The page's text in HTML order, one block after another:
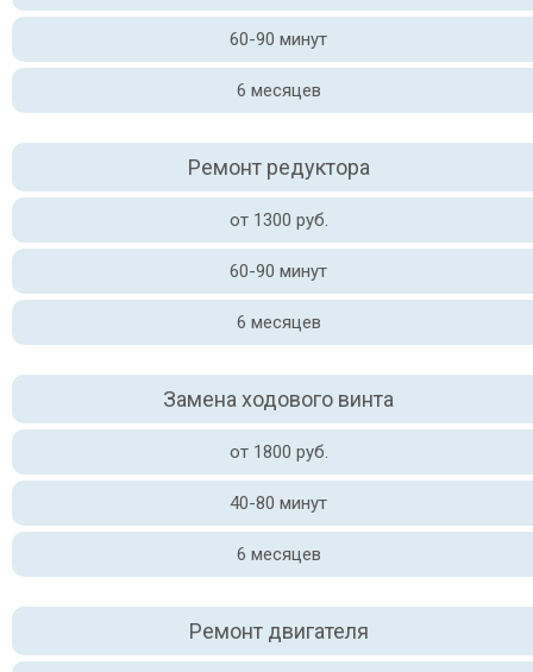
60-90 минут
6 месяцев
Ремонт редуктора
от 1300 руб.
60-90 минут
6 месяцев
Замена ходового винта
от 1800 руб.
40-80 минут
6 месяцев
Ремонт двигателя